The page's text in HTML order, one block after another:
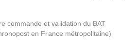
commande et validation du BAT
en France métropolitaine)